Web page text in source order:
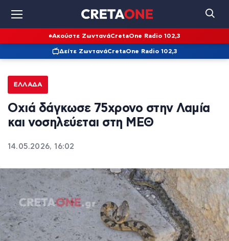
Ακούστε ΖωντανάCretaOne Radio 102,3
Δείτε ΖωντανάCretaOne Radio 102,3
ΕΛΛΆΔΑ
Οχιά δάγκωσε 75χρονο στην Λαμία
και νοσηλεύεται στη ΜΕΘ
14.05.2026, 16:02